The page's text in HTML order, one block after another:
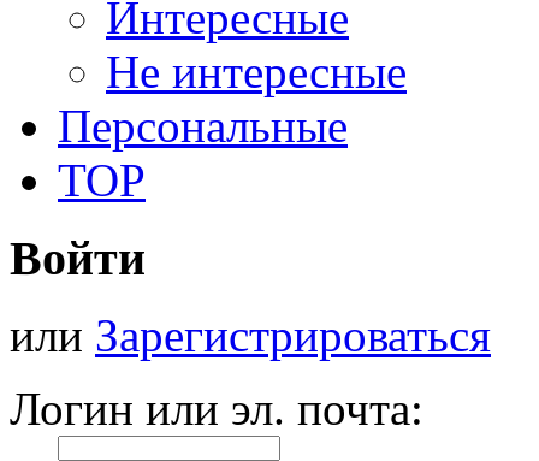
Интересные
Не интересные
Персональные
TOP
Войти
или Зарегистрироваться
Логин или эл. почта: